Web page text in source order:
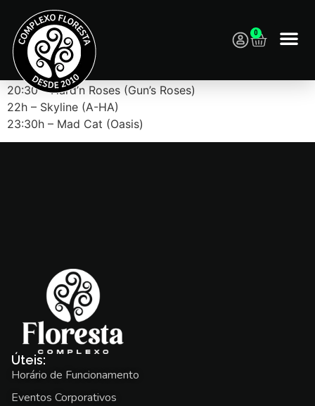
0
19h – Control (U2)
20:30 – Hard’n Roses (Gun’s Roses)
22h – Skyline (A-HA)
23:30h – Mad Cat (Oasis)
Úteis:
Horário de Funcionamento
Eventos Corporativos